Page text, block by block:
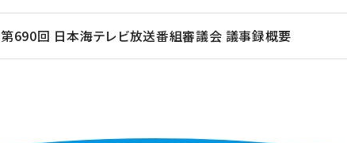
第690回 日本海テレビ放送番組審議会 議事録概要